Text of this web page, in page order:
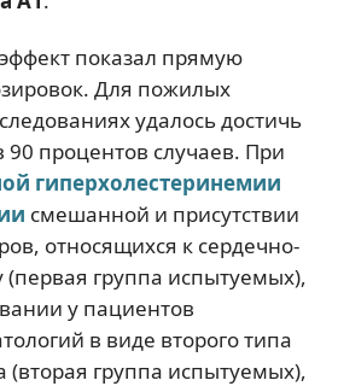
показал прямую
Для пожилых
удалось достичь
90 процентов случаев. При
гиперхолестеринемии
смешанной и присутствии
относящихся к сердечно-
(первая группа испытуемых),
у пациентов
в виде второго типа
(вторая группа испытуемых),